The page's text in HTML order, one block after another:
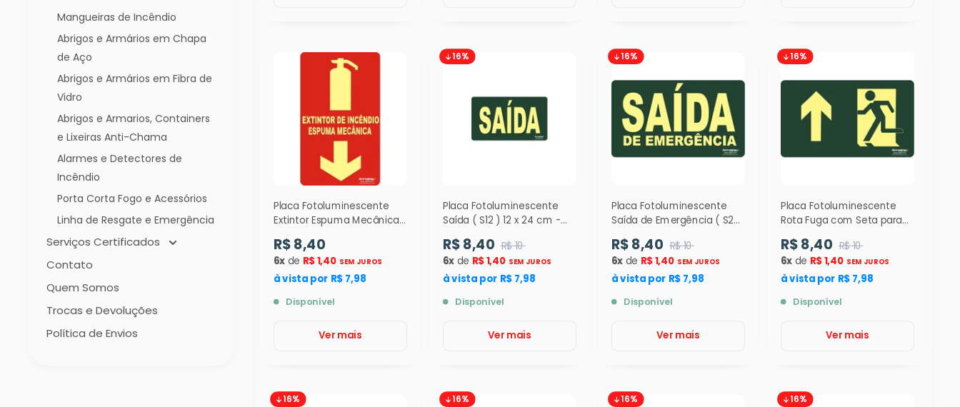
Mangueiras de Incêndio
Abrigos e Armários em Chapa
de Aço
Abrigos e Armários em Fibra de
Vidro
Abrigos e Armarios, Containers
e Lixeiras Anti-Chama
Alarmes e Detectores de
Incêndio
Porta Corta Fogo e Acessórios
Linha de Resgate e Emergência
Serviços Certificados
Contato
Quem Somos
Trocas e Devoluções
Política de Envios
Placa Fotoluminescente
Extintor Espuma Mecânica
R$ 8,40
6x de R$ 1,40 SEM JUROS
à vista por R$ 7,98
Disponível
Ver mais
16%
Placa Fotoluminescente
Saída ( S12 ) 12 x 24 cm -
R$ 8,40 R$ 10
6xde R$ 1,40 SEM JUROS
à vista por R$ 7,98
Disponível
Ver mais
16%
Placa Fotoluminescente
Saída de Emergência ( S22
R$ 8,40 R$ 10
6x de R$ 1,40 SEM JUROS
à vista por R$ 7,98
Disponível
Ver mais
16%
Placa Fotoluminescente
Rota Fuga com Seta para
9330
R$ 8,40 R$ 10
6xde R$ 1,40 SEM JUROS
à vista por R$ 7,98
Disponível
Ver mais
16% 16% 16% 16%